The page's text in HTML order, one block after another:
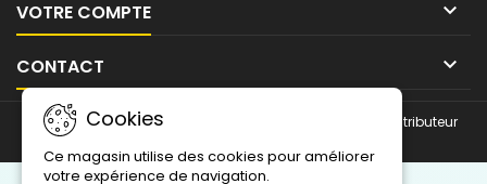
VOTRE COMPTE 
CONTACT 
Cookies
Ce magasin utilise des cookies pour améliorer
votre expérience de navigation.
© Copyright 2026 ITD Le Portail du Film pour Vitrages | Distributeur